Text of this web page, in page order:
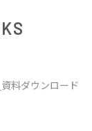
料ダウンロード